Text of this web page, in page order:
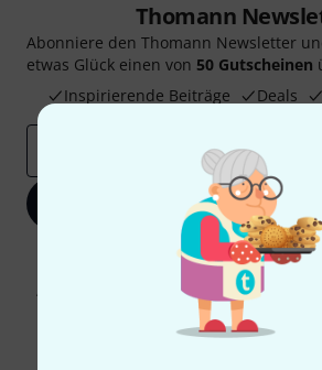
Thomann
Abonniere den Thomann Newsletter
etwas Glück einen von 50 Gutscheinen
Inspirierende Beiträge
Deals
Jetzt anmelden
Mit Klick auf „Jetzt anmelden“ stimmen Sie
Werbung und einer Messung des E-Mail-
Abmeldung ist jederzeit möglich. Weitere
unseren
* Pflichtfeld